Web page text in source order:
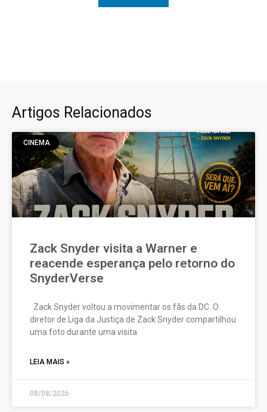
Artigos Relacionados
CINEMA
Zack Snyder visita a Warner e
reacende esperança pelo retorno do
SnyderVerse
Zack Snyder voltou a movimentar os fãs da DC. O
diretor de Liga da Justiça de Zack Snyder compartilhou
uma foto durante uma visita
LEIA MAIS »
08/08/2026